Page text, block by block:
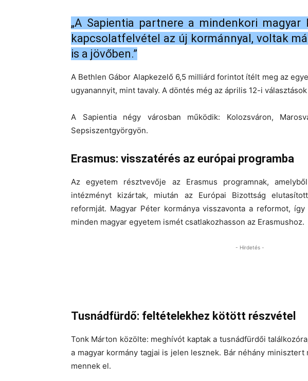
„A Sapientia partnere a mindenkori
kapcsolatfelvétel az új kormánnyal, voltak
is a jövőben.”
A Bethlen Gábor Alapkezelő 6,5 milliárd forintot ítélt meg az
ugyanannyit, mint tavaly. A döntés még az április 12-i
A Sapientia négy városban működik: Kolozsváron,
Sepsiszentgyörgyön.
Erasmus: visszatérés az európai programba
Az egyetem résztvevője az Erasmus programnak,
intézményt kizártak, miután az Európai Bizottság
reformját. Magyar Péter kormánya visszavonta a reformot,
minden magyar egyetem ismét csatlakozhasson az Erasmushoz.
- Hirdetés -
Tusnádfürdő: feltételekhez kötött részvétel
Tonk Márton közölte: meghívót kaptak a tusnádfürdői
a magyar kormány tagjai is jelen lesznek. Bár néhány
mennek el.